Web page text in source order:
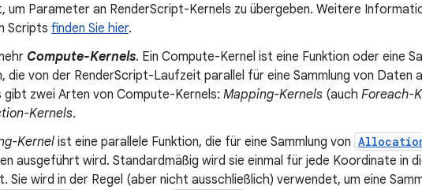
um Parameter an RenderScript-Kernels zu übergeben. Weitere
Scripts finden Sie hier.
Compute-Kernels. Ein Compute-Kernel ist eine Funktion oder eine
die von der RenderScript-Laufzeit parallel für eine Sammlung von Daten
gibt zwei Arten von Compute-Kernels: Mapping-Kernels (auch Foreach-
Kernels.
Kernel ist eine parallele Funktion, die für eine Sammlung von
ausgeführt wird. Standardmäßig wird sie einmal für jede Koordinate in
Sie wird in der Regel (aber nicht ausschließlich) verwendet, um eine